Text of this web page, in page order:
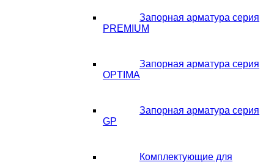
Запорная арматура серия
PREMIUM
Запорная арматура серия
OPTIMA
Запорная арматура серия
GP
Комплектующие для